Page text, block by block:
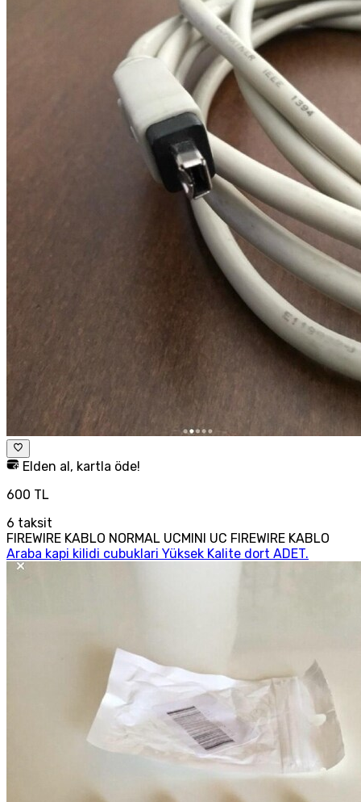
Elden al, kartla öde!
600 TL
6 taksit
FIREWIRE KABLO NORMAL UCMINI UC FIREWIRE KABLO
Araba kapi kilidi cubuklari Yüksek Kalite dort ADET.